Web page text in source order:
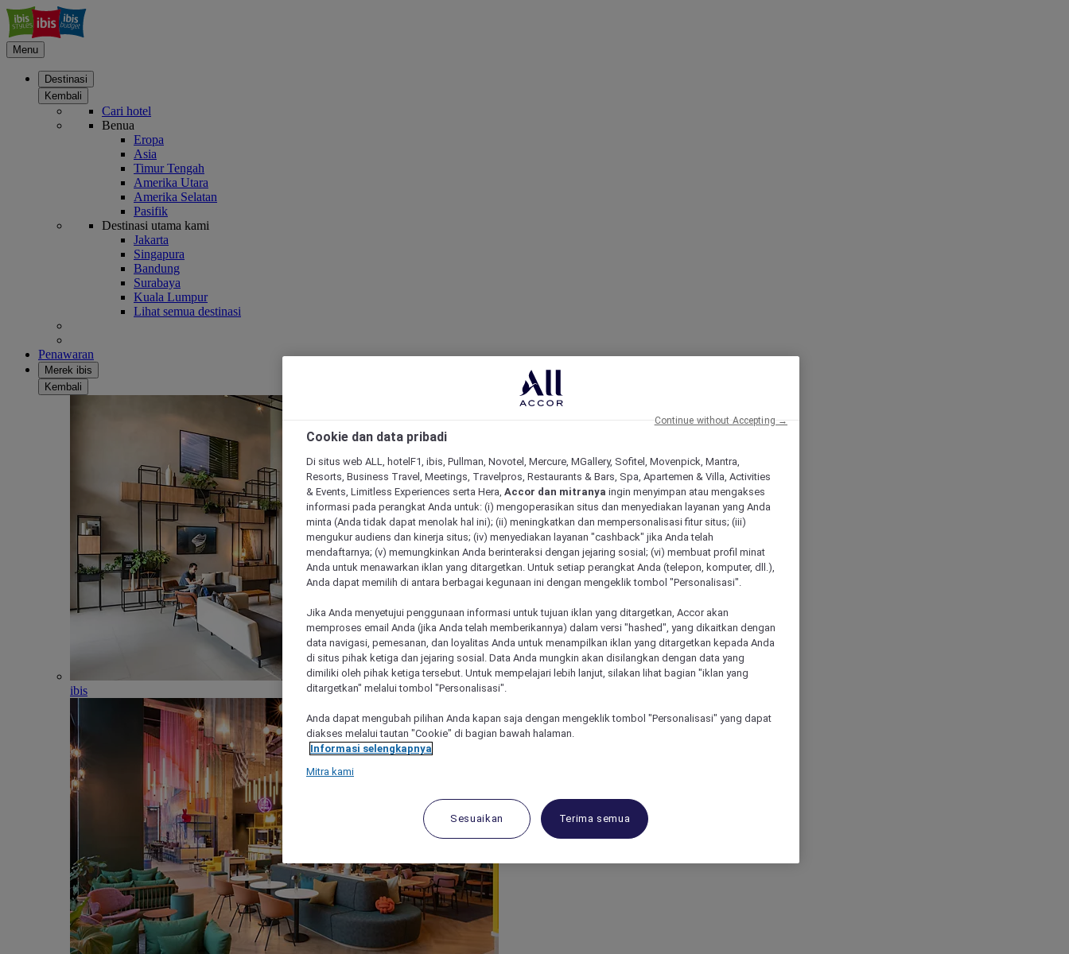
Menu
Destinasi
Kembali
Cari hotel
Benua
Eropa
Asia
Timur Tengah
Amerika Utara
Amerika Selatan
Pasifik
Destinasi utama kami
Jakarta
Singapura
Bandung
Surabaya
Kuala Lumpur
Lihat semua destinasi
Penawaran
Merek ibis
Kembali
ibis
Cookie dan data pribadi
Di situs web ALL, hotelF1, ibis, Pullman, Novotel, Mercure, MGallery, Sofitel, Movenpick, Mantra,
Resorts, Business Travel, Meetings, Travelpros, Restaurants & Bars, Spa, Apartemen & Villa, Activities
& Events, Limitless Experiences serta Hera, Accor dan mitranya ingin menyimpan atau mengakses
informasi pada perangkat Anda untuk: (i) mengoperasikan situs dan menyediakan layanan yang Anda
minta (Anda tidak dapat menolak hal ini); (ii) meningkatkan dan mempersonalisasi fitur situs; (iii)
mengukur audiens dan kinerja situs; (iv) menyediakan layanan "cashback" jika Anda telah
mendaftarnya; (v) memungkinkan Anda berinteraksi dengan jejaring sosial; (vi) membuat profil minat
Anda untuk menawarkan iklan yang ditargetkan. Untuk setiap perangkat Anda (telepon, komputer, dll.),
Anda dapat memilih di antara berbagai kegunaan ini dengan mengeklik tombol "Personalisasi".
Jika Anda menyetujui penggunaan informasi untuk tujuan iklan yang ditargetkan, Accor akan
memproses email Anda (jika Anda telah memberikannya) dalam versi "hashed", yang dikaitkan dengan
data navigasi, pemesanan, dan loyalitas Anda untuk menampilkan iklan yang ditargetkan kepada Anda
di situs pihak ketiga dan jejaring sosial. Data Anda mungkin akan disilangkan dengan data yang
dimiliki oleh pihak ketiga tersebut. Untuk mempelajari lebih lanjut, silakan lihat bagian "iklan yang
ditargetkan" melalui tombol "Personalisasi".
Anda dapat mengubah pilihan Anda kapan saja dengan mengeklik tombol "Personalisasi" yang dapat
diakses melalui tautan "Cookie" di bagian bawah halaman.
Informasi selengkapnya
Mitra kami
Sesuaikan Terima semua
Continue without Accepting →